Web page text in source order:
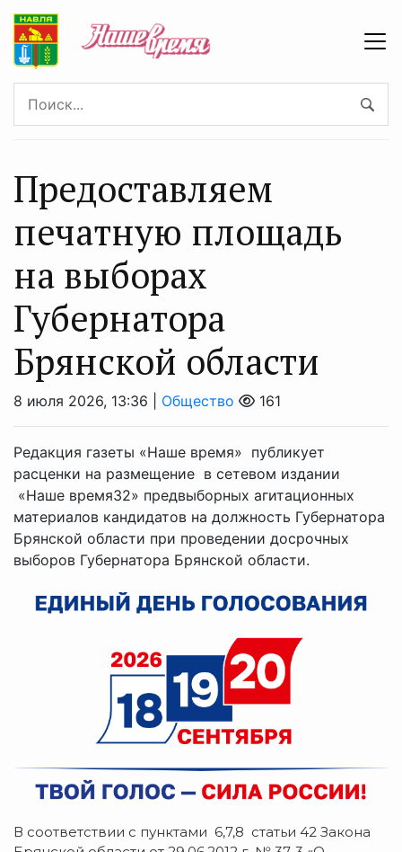
Предоставляем
печатную площадь
на выборах
Губернатора
Брянской области
8 июля 2026, 13:36 | Общество 161
Редакция газеты «Наше время» публикует
расценки на размещение в сетевом издании
«Наше время32» предвыборных агитационных
материалов кандидатов на должность Губернатора
Брянской области при проведении досрочных
выборов Губернатора Брянской области.
В соответствии с пунктами 6,7,8 статьи 42 Закона